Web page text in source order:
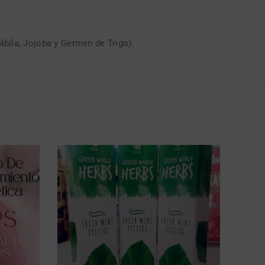
Jojoba y Germen de Trigo).